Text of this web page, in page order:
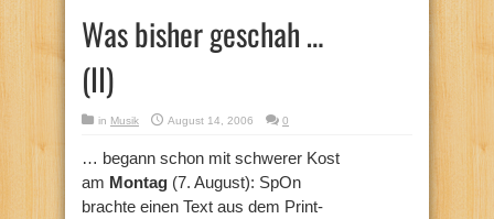
Was bisher geschah …
(II)
in Musik August 14, 2006 0
… begann schon mit schwerer Kost
am Montag (7. August): SpOn
brachte einen Text aus dem Print-